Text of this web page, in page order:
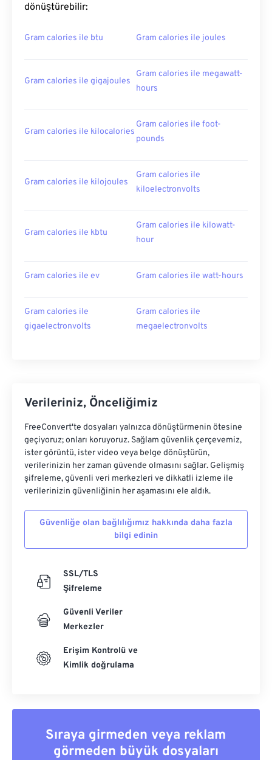
dönüştürebilir:
Gram calories ile btu Gram calories ile joules
Gram calories ile gigajoules
Gram calories ile megawatt-
hours
Gram calories ile kilocalories
Gram calories ile foot-
pounds
Gram calories ile kilojoules
Gram calories ile
kiloelectronvolts
Gram calories ile kbtu
Gram calories ile kilowatt-
hour
Gram calories ile ev Gram calories ile watt-hours
Gram calories ile
gigaelectronvolts
Gram calories ile
megaelectronvolts
Verileriniz, Önceliğimiz
FreeConvert'te dosyaları yalnızca dönüştürmenin ötesine
geçiyoruz; onları koruyoruz. Sağlam güvenlik çerçevemiz,
ister görüntü, ister video veya belge dönüştürün,
verilerinizin her zaman güvende olmasını sağlar. Gelişmiş
şifreleme, güvenli veri merkezleri ve dikkatli izleme ile
verilerinizin güvenliğinin her aşamasını ele aldık.
Güvenliğe olan bağlılığımız hakkında daha fazla
bilgi edinin
SSL/TLS
Şifreleme
Güvenli Veriler
Merkezler
Erişim Kontrolü ve
Kimlik doğrulama
Sıraya girmeden veya reklam
görmeden büyük dosyaları